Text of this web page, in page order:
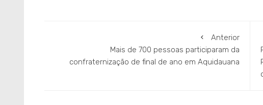
Anterior
Mais de 700 pessoas participaram da
confraternização de final de ano em Aquidauana